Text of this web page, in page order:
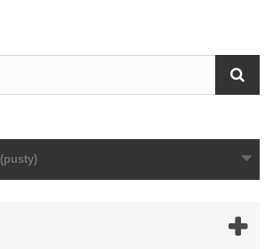
(pusty)